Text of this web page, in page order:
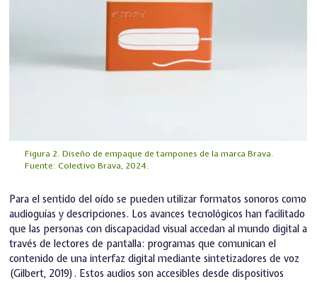
Figura 2. Diseño de empaque de tampones de la marca Brava.
Fuente: Colectivo Brava, 2024.
Para el sentido del oído se pueden utilizar formatos sonoros como
audioguías y descripciones. Los avances tecnológicos han facilitado
que las personas con discapacidad visual accedan al mundo digital a
través de lectores de pantalla: programas que comunican el
contenido de una interfaz digital mediante sintetizadores de voz
(Gilbert, 2019). Estos audios son accesibles desde dispositivos